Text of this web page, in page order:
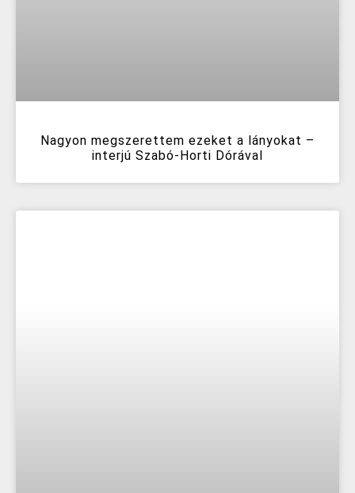
Nagyon megszerettem ezeket a lányokat –
interjú Szabó-Horti Dórával